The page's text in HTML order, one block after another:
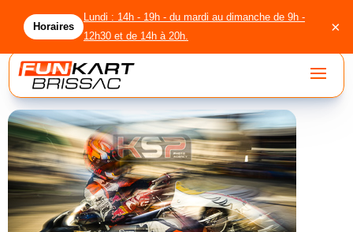
Horaires
Lundi : 14h - 19h - du mardi au dimanche de 9h -
12h30 et de 14h à 20h.
×
accueil
circuit
location